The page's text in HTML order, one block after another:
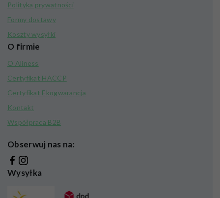
Polityka prywatności
Formy dostawy
Koszty wysyłki
O firmie
O Aliness
Certyfikat HACCP
Certyfikat Ekogwarancja
Kontakt
Współpraca B2B
Obserwuj nas na:
Wysyłka